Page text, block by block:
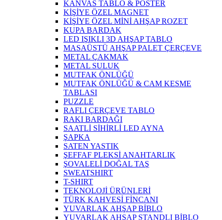
KANVAS TABLO & POSTER
KİŞİYE ÖZEL MAGNET
KİŞİYE ÖZEL MİNİ AHŞAP ROZET
KUPA BARDAK
LED IŞIKLI 3D AHŞAP TABLO
MASAÜSTÜ AHŞAP PALET ÇERÇEVE
METAL ÇAKMAK
METAL SULUK
MUTFAK ÖNLÜĞÜ
MUTFAK ÖNLÜĞÜ & CAM KESME
TABLASI
PUZZLE
RAFLI ÇERÇEVE TABLO
RAKI BARDAĞI
SAATLİ SİHİRLİ LED AYNA
ŞAPKA
SATEN YASTIK
ŞEFFAF PLEKSİ ANAHTARLIK
ŞOVALELİ DOĞAL TAŞ
SWEATSHIRT
T-SHIRT
TEKNOLOJİ ÜRÜNLERİ
TÜRK KAHVESİ FİNCANI
YUVARLAK AHŞAP BİBLO
YUVARLAK AHŞAP STANDLI BİBLO